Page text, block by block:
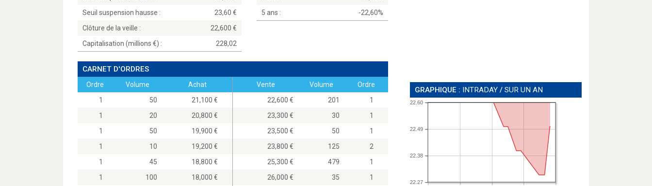
Seuil suspension hausse :
23,60
Clôture de la veille :
22,600
Capitalisation (millions
) : 228,02
5 ans :
-22,60%
CARNET D'ORDRES
Ordre Volume
Achat
1
50
21,100
1
20
20,800
1
50
19,900
1
10
19,200
1
45
18,800
1
100
18,000
Vente Volume
Ordre
22,600
201
1
23,300
30
1
23,500
50
1
23,800
125
2
25,300
479
1
26,000
35
1
GRAPHIQUE : INTRADAY /SUR UN AN
22.27
22.38
22.49
22.60